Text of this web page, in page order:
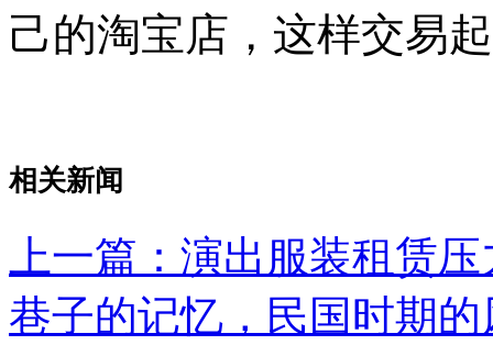
己的淘宝店，这样交易
相关新闻
上一篇：演出服装租赁
巷子的记忆，民国时期的